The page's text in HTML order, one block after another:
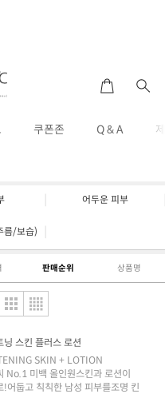
쿠폰존 Q & A
어두운 피부
름/보습)
판매순위 상품명
닝 스킨 플러스 로션
SKIN + LOTION
No.1 미백 올인원스킨과 로션이
!어둡고 칙칙한 남성 피부를조명 킨